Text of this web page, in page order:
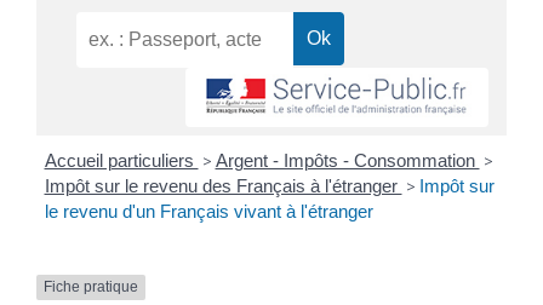
Accueil particuliers > Argent - Impôts - Consommation >
Impôt sur le revenu des Français à l'étranger > Impôt sur
le revenu d'un Français vivant à l'étranger
Fiche pratique